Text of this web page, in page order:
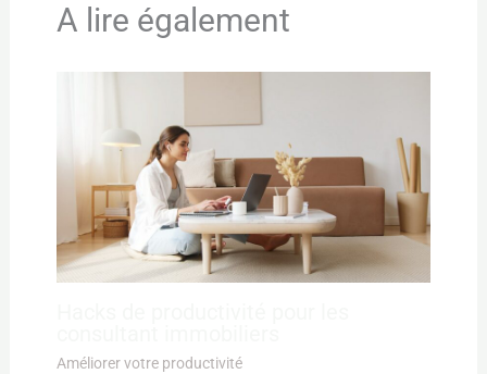
A lire également
Améliorer votre productivité